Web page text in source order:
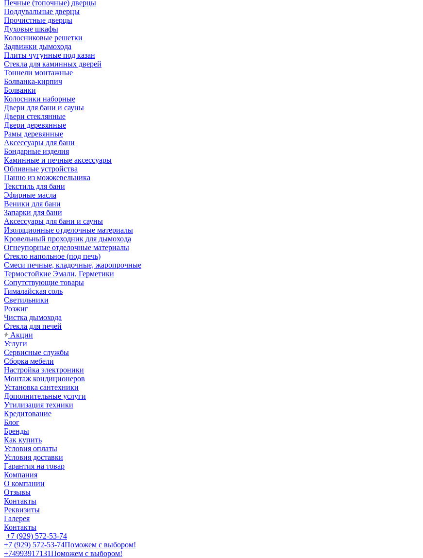
Печные (топочные) дверцы
Поддувальные дверцы
Прочистные дверцы
Духовые шкафы
Колосниковые решетки
Задвижки дымохода
Плиты чугунные под казан
Стекла для каминных дверей
Тоннели монтажные
Болванка-кирпич
Болванки
Колосники наборные
Двери для бани и сауны
Двери стеклянные
Двери деревянные
Рамы деревянные
Аксессуары для бани
Бондарные изделия
Каминные и печные аксессуары
Обливные устройства
Панно из можжевельника
Текстиль для бани
Эфирные масла
Веники для бани
Запарки для бани
Аксессуары для бани и сауны
Изоляционные отделочные материалы
Кровельный проходник для дымохода
Огнеупорные отделочные материалы
Стекло напольное (под печь)
Смеси печные, кладочные, жаропрочные
Термостойкие Эмали, Герметики
Сопутствующие товары
Гималайская соль
Светильники
Розжиг
Чистка дымохода
Стекла для печей
Акции
Услуги
Сервисные службы
Сборка мебели
Настройка электроники
Монтаж кондиционеров
Установка сантехники
Дополнительные услуги
Утилизация техники
Кредитование
Блог
Бренды
Как купить
Условия оплаты
Условия доставки
Гарантия на товар
Компания
О компании
Отзывы
Контакты
Реквизиты
Галерея
Контакты
+7 (929) 572-53-74
+7 (929) 572-53-74Поможем с выбором!
+74993917131Поможем с выбором!